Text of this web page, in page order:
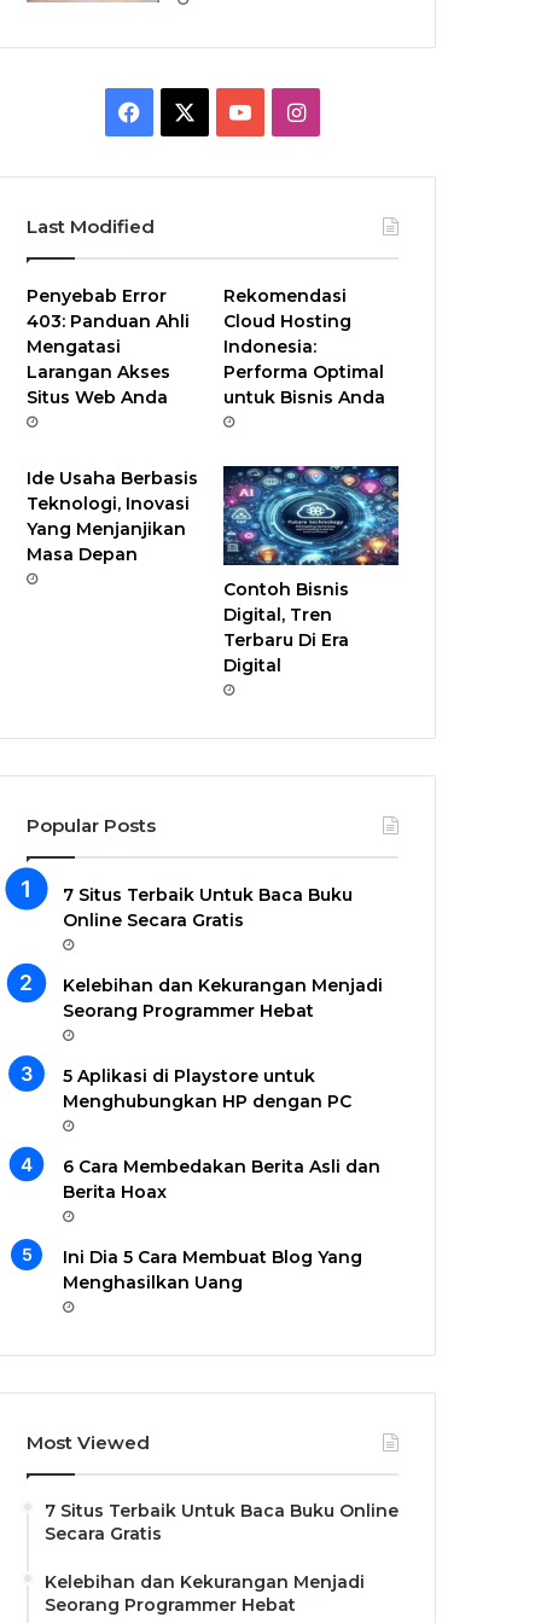
e
b
o
T
u
b
e
I
t
a
g
r
m
Last Modified
Penyebab Error
403: Panduan Ahli
Mengatasi
Larangan Akses
Situs Web Anda
Rekomendasi
Cloud Hosting
Indonesia:
Performa Optimal
untuk Bisnis Anda
Ide Usaha Berbasis
Teknologi, Inovasi
Yang Menjanjikan
Masa Depan
Contoh Bisnis
Digital, Tren
Terbaru Di Era
Digital
Popular Posts
7 Situs Terbaik Untuk Baca Buku
Online Secara Gratis
Kelebihan dan Kekurangan Menjadi
Seorang Programmer Hebat
5 Aplikasi di Playstore untuk
Menghubungkan HP dengan PC
6 Cara Membedakan Berita Asli dan
Berita Hoax
Ini Dia 5 Cara Membuat Blog Yang
Menghasilkan Uang
Most Viewed
7 Situs Terbaik Untuk Baca Buku Online
Secara Gratis
Kelebihan dan Kekurangan Menjadi
Seorang Programmer Hebat